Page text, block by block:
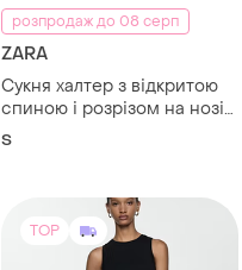
розпродаж до 08 серп
ZARA
Сукня халтер з відкритою
спиною і розрізом на нозі
віскоза льон zara s червона
S
TOP